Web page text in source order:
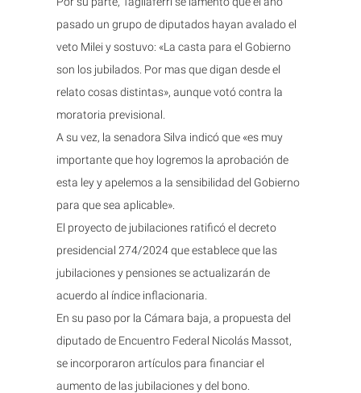
pasado un grupo de diputados hayan avalado el
veto Milei y sostuvo: «La casta para el Gobierno
son los jubilados. Por mas que digan desde el
relato cosas distintas», aunque votó contra la
moratoria previsional.
A su vez, la senadora Silva indicó que «es muy
importante que hoy logremos la aprobación de
esta ley y apelemos a la sensibilidad del Gobierno
para que sea aplicable».
El proyecto de jubilaciones ratificó el decreto
presidencial 274/2024 que establece que las
jubilaciones y pensiones se actualizarán de
acuerdo al índice inflacionaria.
En su paso por la Cámara baja, a propuesta del
diputado de Encuentro Federal Nicolás Massot,
se incorporaron artículos para financiar el
aumento de las jubilaciones y del bono.